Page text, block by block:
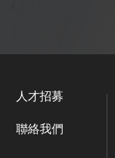
人才招募
聯絡我們